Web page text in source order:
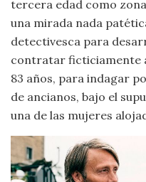
tercera edad como
una mirada nada
detectivesca para
contratar ficticiamente
83 años, para indagar
de ancianos, bajo el
una de las mujeres